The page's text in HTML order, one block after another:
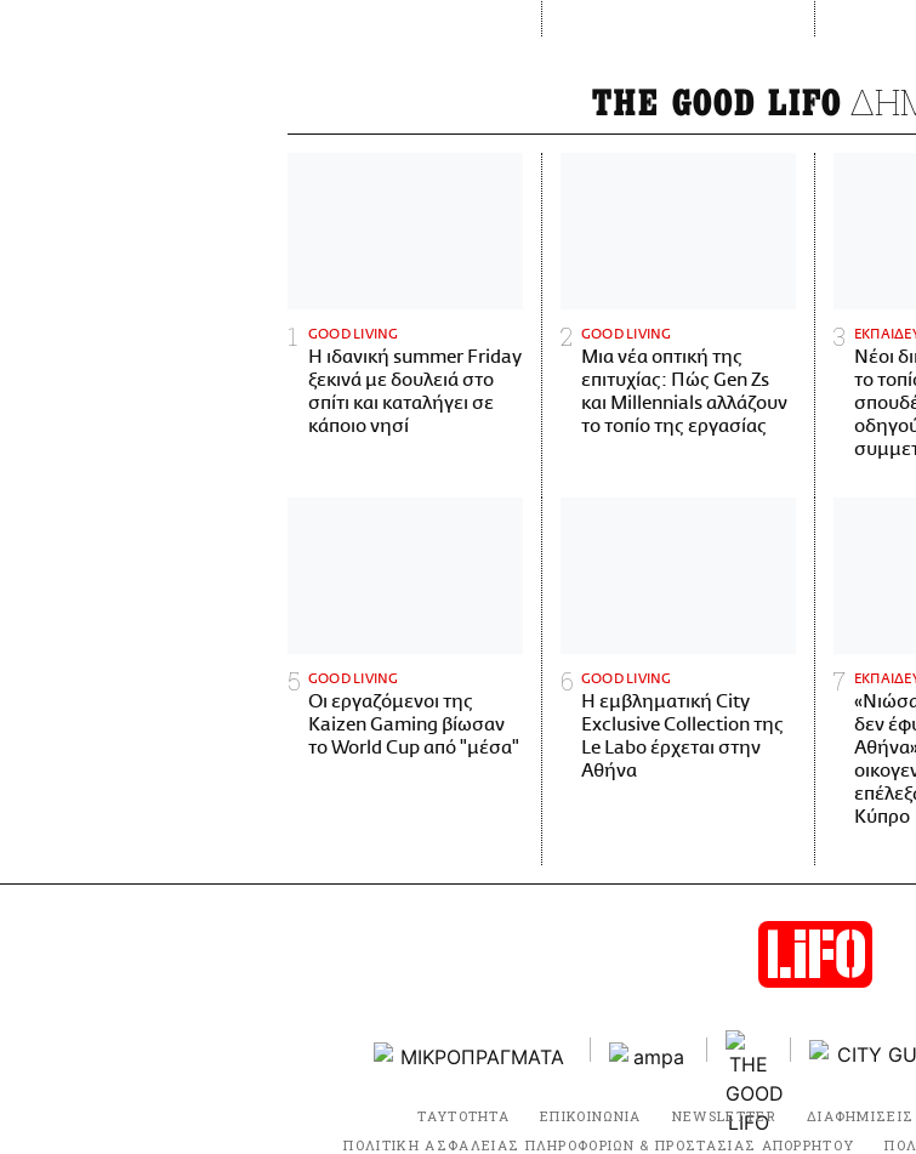
THE GOOD LIFO
GOOD LIVING
Η ιδανική summer Friday
ξεκινά με δουλειά στο
σπίτι και καταλήγει σε
κάποιο νησί
GOOD LIVING
Μια νέα οπτική της
επιτυχίας: Πώς Gen Zs
και Millennials αλλάζουν
το τοπίο της εργασίας
Νέοι
το
GOOD LIVING
Οι εργαζόμενοι της
Kaizen Gaming βίωσαν
το World Cup από "μέσα"
GOOD LIVING
Η εμβληματική City
Exclusive Collection της
Le Labo έρχεται στην
Αθήνα
δεν
Κύπρο
ΤΑΥΤΟΤΗΤΑ ΕΠΙΚΟΙΝΩΝΙΑ NEWSLETTER ΔΙΑΦΗΜΙΣΕΙΣ
ΠΟΛΙΤΙΚΗ ΑΣΦΑΛΕΙΑΣ ΠΛΗΡΟΦΟΡΙΩΝ & ΠΡΟΣΤΑΣΙΑΣ ΑΠΟΡΡΗΤΟΥ